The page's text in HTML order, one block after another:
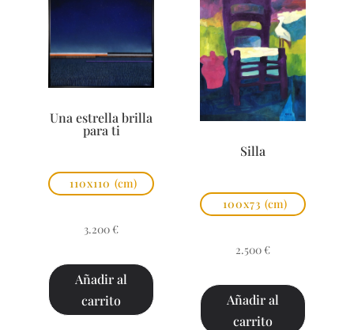
Una estrella brilla
para ti
110x110 (cm)
3.200 €
Añadir al
carrito
Silla
100x73 (cm)
2.500 €
Añadir al
carrito